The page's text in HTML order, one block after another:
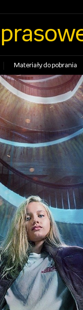
Materiały do pobrania